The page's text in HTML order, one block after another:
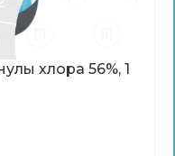
хлора 56%, 1